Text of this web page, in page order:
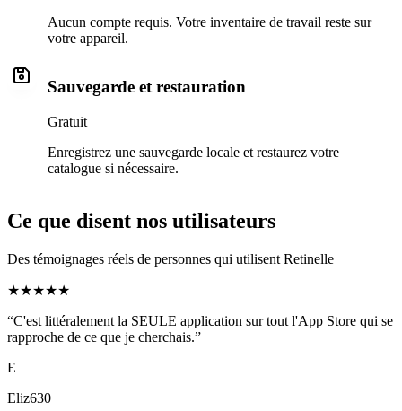
Aucun compte requis. Votre inventaire de travail reste sur
votre appareil.
Sauvegarde et restauration
Gratuit
Enregistrez une sauvegarde locale et restaurez votre
catalogue si nécessaire.
Ce que disent nos utilisateurs
Des témoignages réels de personnes qui utilisent Retinelle
★★★★★
“C'est littéralement la SEULE application sur tout l'App Store qui se
rapproche de ce que je cherchais.”
E
Eliz630